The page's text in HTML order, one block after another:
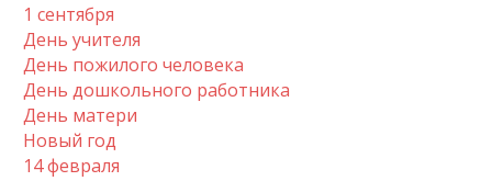
1 сентября
День учителя
День пожилого человека
День дошкольного работника
День матери
Новый год
14 февраля